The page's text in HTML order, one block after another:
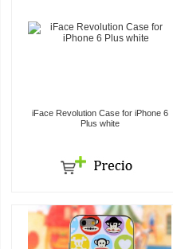
iFace Revolution Case for iPhone 6
Plus white